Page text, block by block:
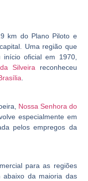
km do Plano Piloto e
Uma região que
início oficial em 1970,
Silveirareconheceu
.
Nossa Senhora do
especialmente em
pelos empregos da
para as regiões
da maioria das